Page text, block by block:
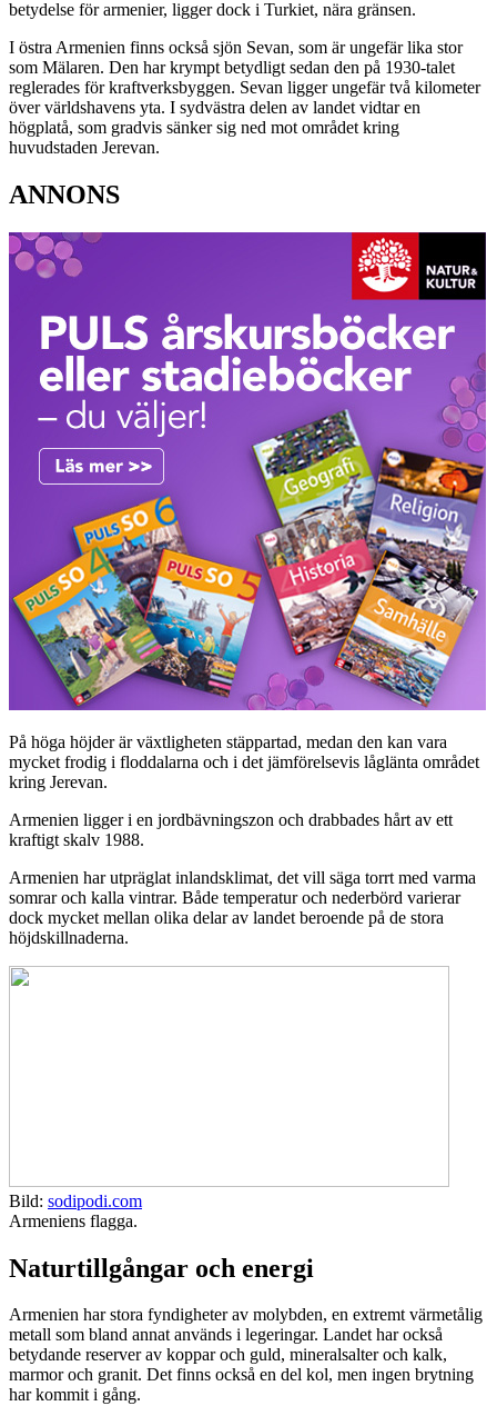
betydelse för armenier, ligger dock i Turkiet, nära gränsen.
I östra Armenien finns också sjön Sevan, som är ungefär lika stor
som Mälaren. Den har krympt betydligt sedan den på 1930-talet
reglerades för kraftverksbyggen. Sevan ligger ungefär två kilometer
över världshavens yta. I sydvästra delen av landet vidtar en
högplatå, som gradvis sänker sig ned mot området kring
huvudstaden Jerevan.
ANNONS
På höga höjder är växtligheten stäppartad, medan den kan vara
mycket frodig i floddalarna och i det jämförelsevis låglänta området
kring Jerevan.
Armenien ligger i en jordbävningszon och drabbades hårt av ett
kraftigt skalv 1988.
Armenien har utpräglat inlandsklimat, det vill säga torrt med varma
somrar och kalla vintrar. Både temperatur och nederbörd varierar
dock mycket mellan olika delar av landet beroende på de stora
höjdskillnaderna.
Bild: sodipodi.com
Armeniens flagga.
Naturtillgångar och energi
Armenien har stora fyndigheter av molybden, en extremt värmetålig
metall som bland annat används i legeringar. Landet har också
betydande reserver av koppar och guld, mineralsalter och kalk,
marmor och granit. Det finns också en del kol, men ingen brytning
har kommit i gång.